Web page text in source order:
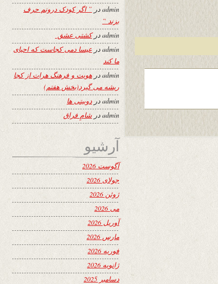
adminدر ” اگر کودک درونم حرف
بزند “
adminدرکشتی عشق
adminدر عیسا دمی کجاست که احیای
ما کند
adminدر هویت و فرهنگ هرات از کجا
ریشه می گیرد(بخش هفتم)
adminدردوبیتی ها
admin در شامِ فراق
آرشیو
آگوست 2026
جولای 2026
ژوئن 2026
می 2026
آوریل 2026
مارس 2026
فوریه 2026
ژانویه 2026
دسامبر 2025